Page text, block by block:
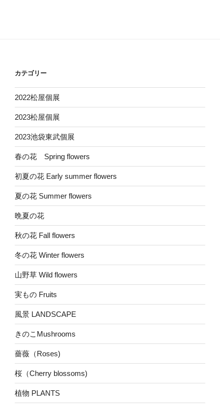
カテゴリー
2022松屋個展
2023松屋個展
2023池袋東武個展
春の花 Spring flowers
初夏の花 Early summer flowers
夏の花 Summer flowers
晩夏の花
秋の花 Fall flowers
冬の花 Winter flowers
山野草 Wild flowers
実もの Fruits
風景 LANDSCAPE
きのこMushrooms
薔薇（Roses)
桜（Cherry blossoms)
植物 PLANTS